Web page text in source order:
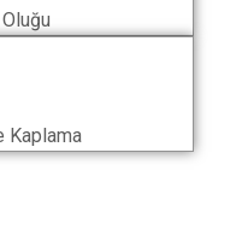
Kaplama